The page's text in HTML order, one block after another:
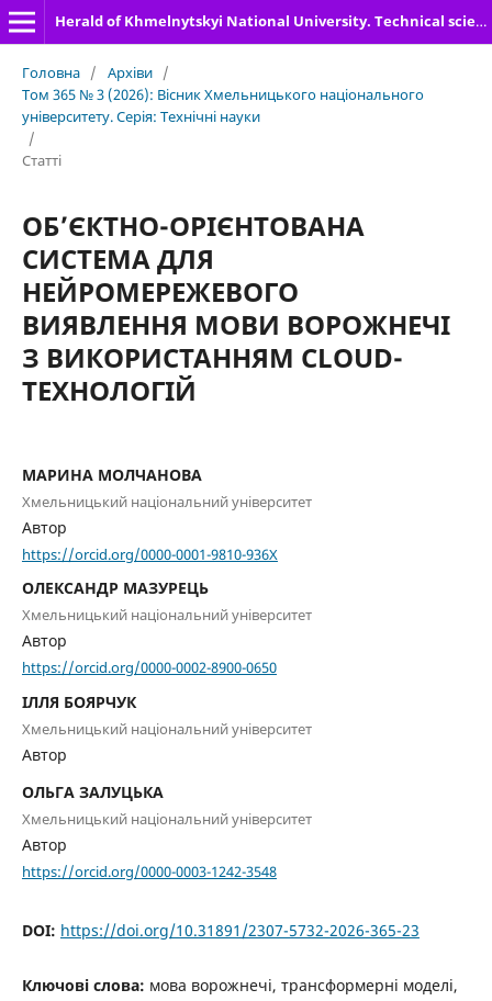
Herald of Khmelnytskyi National University. Technical sciences
Головна / Архіви /
Том 365 № 3 (2026): Вісник Хмельницького національного
університету. Серія: Технічні науки
/
Статті
ОБ’ЄКТНО-ОРІЄНТОВАНА
СИСТЕМА ДЛЯ
НЕЙРОМЕРЕЖЕВОГО
ВИЯВЛЕННЯ МОВИ ВОРОЖНЕЧІ
З ВИКОРИСТАННЯМ CLOUD-
ТЕХНОЛОГІЙ
МАРИНА МОЛЧАНОВА
Хмельницький національний університет
Автор
https://orcid.org/0000-0001-9810-936X
ОЛЕКСАНДР МАЗУРЕЦЬ
Хмельницький національний університет
Автор
https://orcid.org/0000-0002-8900-0650
ІЛЛЯ БОЯРЧУК
Хмельницький національний університет
Автор
ОЛЬГА ЗАЛУЦЬКА
Хмельницький національний університет
Автор
https://orcid.org/0000-0003-1242-3548
DOI: https://doi.org/10.31891/2307-5732-2026-365-23
Ключові слова: мова ворожнечі, трансформерні моделі,